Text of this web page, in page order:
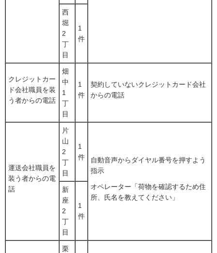
西
堀
2
丁
目
1
件
クレジットカー
ド会社職員を装
う者からの電話
畑
中
1
丁
目
1
件
契約していないクレジットカード会社
からの電話
運送会社職員を
装う者からの電
話
片
山
2
丁
目
1
件
自動音声からダイヤル番号を押すよう
指示
オペレーター「荷物を確認するため住
所、氏名を教えてください」
新
座
2
丁
目
1
件
栗